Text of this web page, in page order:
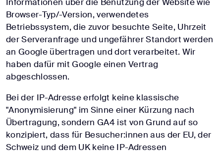
Browser-Typ/-Version, verwendetes
Betriebssystem, die zuvor besuchte Seite, Uhrzeit
der Serveranfrage und ungefährer Standort werden
an Google übertragen und dort verarbeitet. Wir
haben dafür mit Google einen Vertrag
abgeschlossen.
Bei der IP-Adresse erfolgt keine klassische
"Anonymisierung" im Sinne einer Kürzung nach
Übertragung, sondern GA4 ist von Grund auf so
konzipiert, dass für Besucher:innen aus der EU, der
Schweiz und dem UK keine IP-Adressen